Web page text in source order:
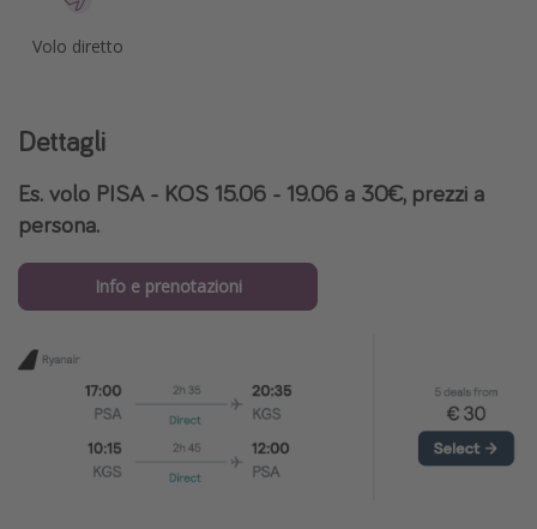
Volo diretto
Dettagli
Es. volo PISA - KOS 15.06 - 19.06 a 30€, prezzi a
persona.
Info e prenotazioni